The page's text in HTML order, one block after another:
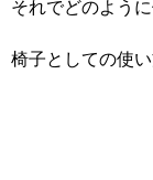
それでどのよう
椅子としての使い